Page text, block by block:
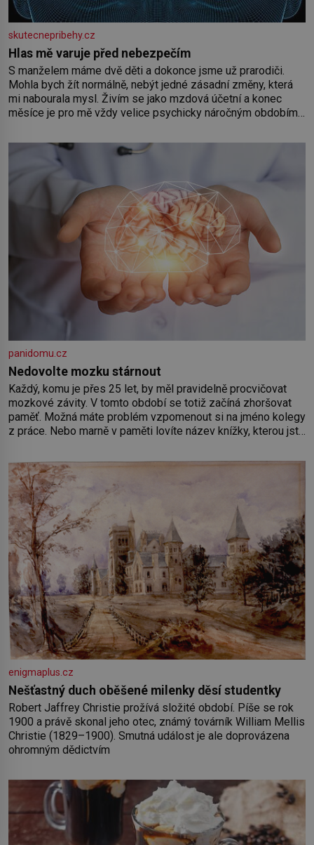
skutecnepribehy.cz
Hlas mě varuje před nebezpečím
S manželem máme dvě děti a dokonce jsme už prarodiči.
Mohla bych žít normálně, nebýt jedné zásadní změny, která
mi nabourala mysl. Živím se jako mzdová účetní a konec
měsíce je pro mě vždy velice psychicky náročným obdobím.
o pomoc, co se hlídání týče. Dalo by se
panidomu.cz
Nedovolte mozku stárnout
Každý, komu je přes 25 let, by měl pravidelně procvičovat
mozkové závity. V tomto období se totiž začíná zhoršovat
paměť. Možná máte problém vzpomenout si na jméno kolegy
z práce. Nebo marně v paměti lovíte název knížky, kterou jste
paměť rozhodla stávkovat. Cvičte
enigmaplus.cz
Nešťastný duch oběšené milenky děsí studentky
Robert Jaffrey Christie prožívá složité období. Píše se rok
1900 a právě skonal jeho otec, známý továrník William Mellis
Christie (1829–1900). Smutná událost je ale doprovázena
ohromným dědictvím